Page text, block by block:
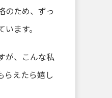
のため、ずっ
います。
が、こんな私
らえたら嬉し